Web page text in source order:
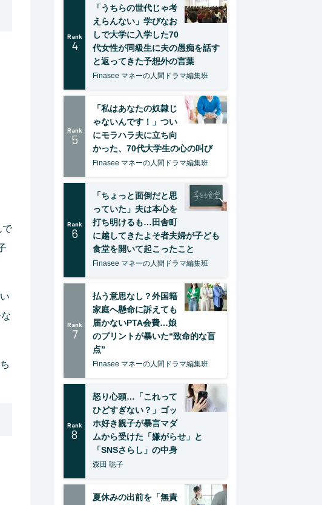
で
Rank
4
「うちらの世代じゃ考
えらんない」学びなお
しで大学に入学した70
代女性が同級生に夫の愚痴を話す
と返ってきた予想外の言葉
Finasee マネーの人間ドラマ編集班
Rank
5
「私はあなたの奴隷じ
ゃないんです！」つい
にモラハラ夫に立ち向
かった、70代大学生の心の叫び
Finasee マネーの人間ドラマ編集班
Rank
6
「ちょっと面倒だと思
っていた」夫は本心を
打ち明けるも…田舎町
に越してきたよそ者夫婦が子ども
食堂を開いて起こったこと
Finasee マネーの人間ドラマ編集班
Rank
7
払う意思なし？外国籍
家庭へ懸命に訴えても
届かないPTA会費…娘
のプリントが暴いた“致命的な盲
点”
Finasee マネーの人間ドラマ編集班
Rank
8
怒り心頭…「これって
ひどすぎない？」ゴッ
ホ好き親子が暴言マダ
ムから受けた「嫌がらせ」と
「SNSさらし」の中身
森田 聡子
夏休みの出前を「無責